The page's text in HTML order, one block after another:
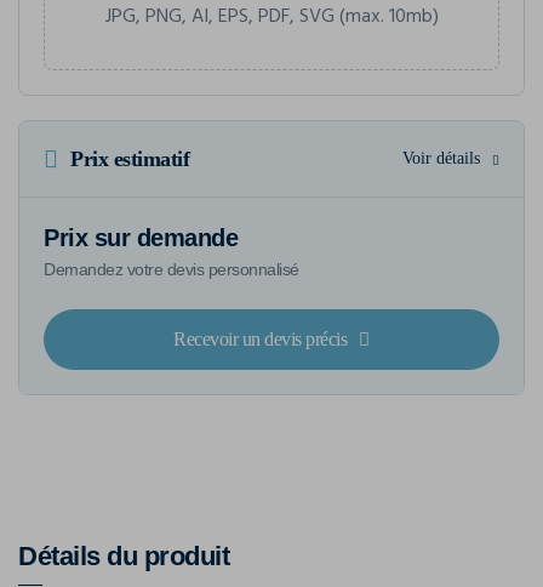
JPG, PNG, AI, EPS, PDF, SVG (max. 10mb)
Prix estimatif Voir détails
Prix sur demande
Demandez votre devis personnalisé
Recevoir un devis précis
Détails du produit